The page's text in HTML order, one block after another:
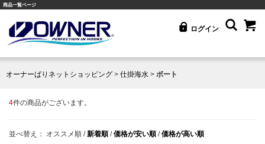
商品一覧ページ
ログイン
オーナーばりネットショッピング > 仕掛海水 > ボート
4件の商品がございます。
並べ替え： オススメ順 /新着順 /価格が安い順 /価格が高い順